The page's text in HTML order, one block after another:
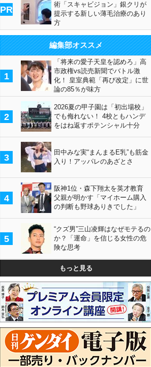
PR
術「スキャビジョン」銀クリが
提示する新しい薄毛治療のあり
方
編集部オススメ
1
「将来の愛子天皇を認めろ」高
市政権vs読売新聞でバトル激
化！ 皇室典範「再び改定」に世
論の85％が味方
2
2026夏の甲子園は「初出場校」
でも侮れない！ 4校ともハンデ
をはね返すポテンシャル十分
3
田中みな実“まんまるE乳”も筋金
入り！アッパレのあざとさ
4
阪神1位・森下翔太を英才教育
父親が明かす「マイホーム購入
の判断も野球ありきでした」
5
“クズ男”三山凌輝はなぜモテるの
か？「運命」を信じる女性の危
険な思考
もっと見る